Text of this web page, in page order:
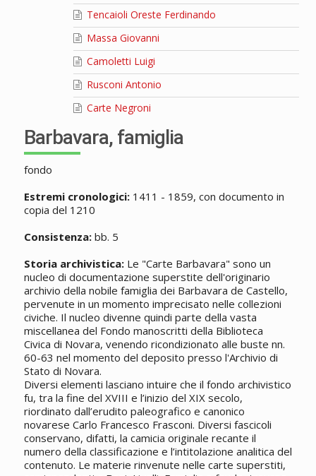
Tencaioli Oreste Ferdinando
Massa Giovanni
Camoletti Luigi
Rusconi Antonio
Carte Negroni
Barbavara, famiglia
fondo
Estremi cronologici:1411 - 1859, con documento in
copia del 1210
Consistenza:bb. 5
Storia archivistica:Le "Carte Barbavara" sono un
nucleo di documentazione superstite dell'originario
archivio della nobile famiglia dei Barbavara de Castello,
pervenute in un momento imprecisato nelle collezioni
civiche. Il nucleo divenne quindi parte della vasta
miscellanea del Fondo manoscritti della Biblioteca
Civica di Novara, venendo ricondizionato alle buste nn.
60-63 nel momento del deposito presso l'Archivio di
Stato di Novara.
Diversi elementi lasciano intuire che il fondo archivistico
fu, tra la fine del XVIII e l’inizio del XIX secolo,
riordinato dall’erudito paleografico e canonico
novarese Carlo Francesco Frasconi. Diversi fascicoli
conservano, difatti, la camicia originale recante il
numero della classificazione e l’intitolazione analitica del
contenuto. Le materie rinvenute nelle carte superstiti,